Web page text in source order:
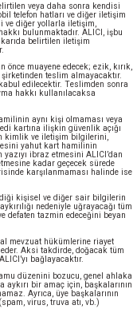
veya daha sonra kendisi
telefon hatları ve diğer iletişim
ve diğer yollarla iletişim,
bulunmaktadır. ALICI, işbu
belirtilen iletişim
muayene edecek; ezik, kırık,
şirketinden teslim almayacaktır.
edilecektir. Teslimden sonra
hakkı kullanılacaksa
aynı kişi olmaması veya
kartına ilişkin güvenlik açığı
kimlik ve iletişim bilgilerini,
yahut kart hamilinin
ibraz etmesini ALICI’dan
kadar geçecek sürede
karşılanmaması halinde ise
kişisel ve diğer sair bilgilerin
nedeniyle uğrayacağı tüm
defaten tazmin edeceğini beyan
mevzuat hükümlerine riayet
Aksi takdirde, doğacak tüm
bağlayacaktır.
düzenini bozucu, genel ahlaka
aykırı bir amaç için, başkalarının
Ayrıca, üye başkalarının
virus, truva atı, vb.)